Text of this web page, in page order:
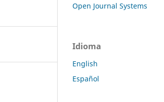
Open Journal Systems
Idioma
English
Español